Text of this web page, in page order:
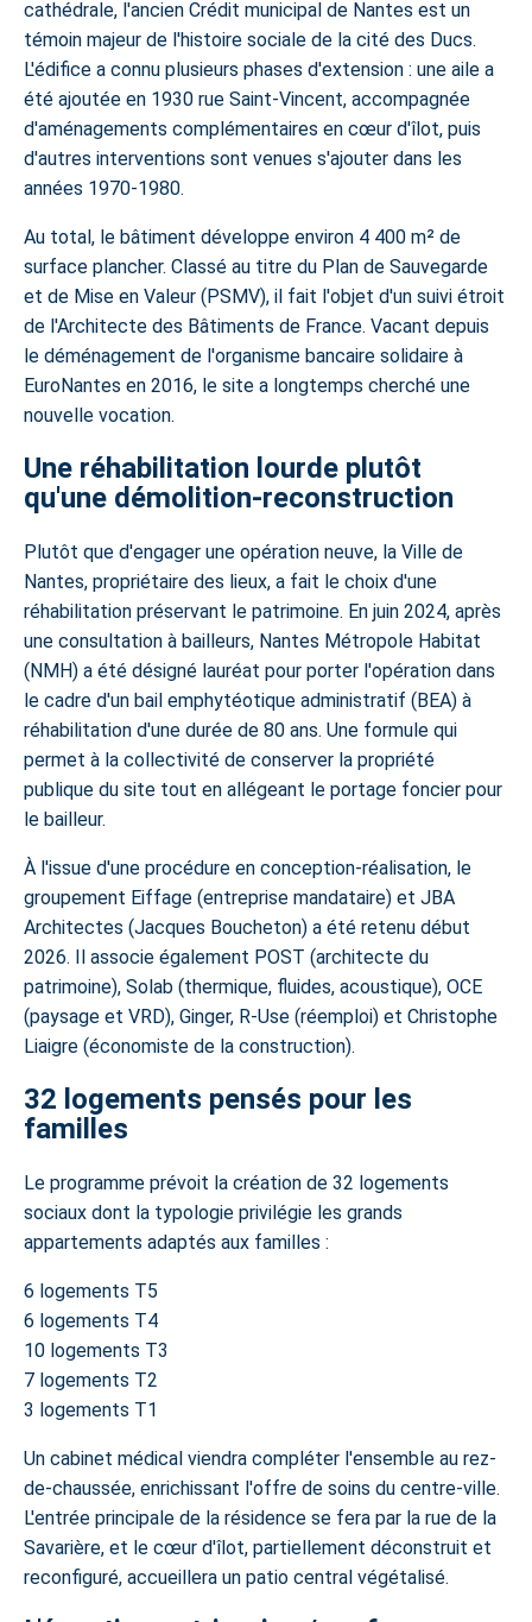
cathédrale, l'ancien Crédit municipal de Nantes est un
témoin majeur de l'histoire sociale de la cité des Ducs.
L'édifice a connu plusieurs phases d'extension : une aile a
été ajoutée en 1930 rue Saint-Vincent, accompagnée
d'aménagements complémentaires en cœur d'îlot, puis
d'autres interventions sont venues s'ajouter dans les
années 1970-1980.
Au total, le bâtiment développe environ 4 400 m² de
surface plancher. Classé au titre du Plan de Sauvegarde
et de Mise en Valeur (PSMV), il fait l'objet d'un suivi étroit
de l'Architecte des Bâtiments de France. Vacant depuis
le déménagement de l'organisme bancaire solidaire à
EuroNantes en 2016, le site a longtemps cherché une
nouvelle vocation.
Une réhabilitation lourde plutôt
qu'une démolition-reconstruction
Plutôt que d'engager une opération neuve, la Ville de
Nantes, propriétaire des lieux, a fait le choix d'une
réhabilitation préservant le patrimoine. En juin 2024, après
une consultation à bailleurs, Nantes Métropole Habitat
(NMH) a été désigné lauréat pour porter l'opération dans
le cadre d'un bail emphytéotique administratif (BEA) à
réhabilitation d'une durée de 80 ans. Une formule qui
permet à la collectivité de conserver la propriété
publique du site tout en allégeant le portage foncier pour
le bailleur.
À l'issue d'une procédure en conception-réalisation, le
groupement Eiffage (entreprise mandataire) et JBA
Architectes (Jacques Boucheton) a été retenu début
2026. Il associe également POST (architecte du
patrimoine), Solab (thermique, fluides, acoustique), OCE
(paysage et VRD), Ginger, R-Use (réemploi) et Christophe
Liaigre (économiste de la construction).
32 logements pensés pour les
familles
Le programme prévoit la création de 32 logements
sociaux dont la typologie privilégie les grands
appartements adaptés aux familles :
6 logements T5
6 logements T4
10 logements T3
7 logements T2
3 logements T1
Un cabinet médical viendra compléter l'ensemble au rez-
de-chaussée, enrichissant l'offre de soins du centre-ville.
L'entrée principale de la résidence se fera par la rue de la
Savarière, et le cœur d'îlot, partiellement déconstruit et
reconfiguré, accueillera un patio central végétalisé.